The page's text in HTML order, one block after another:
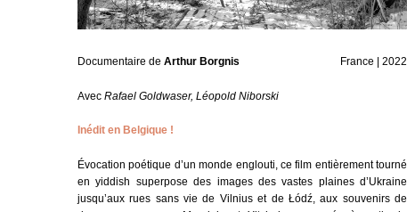
Documentaire de Arthur Borgnis France | 2022
Avec Rafael Goldwaser, Léopold Niborski
Inédit en Belgique !
Évocation poétique d’un monde englouti, ce film entièrement tourné
en yiddish superpose des images des vastes plaines d’Ukraine
jusqu’aux rues sans vie de Vilnius et de Łódź, aux souvenirs de